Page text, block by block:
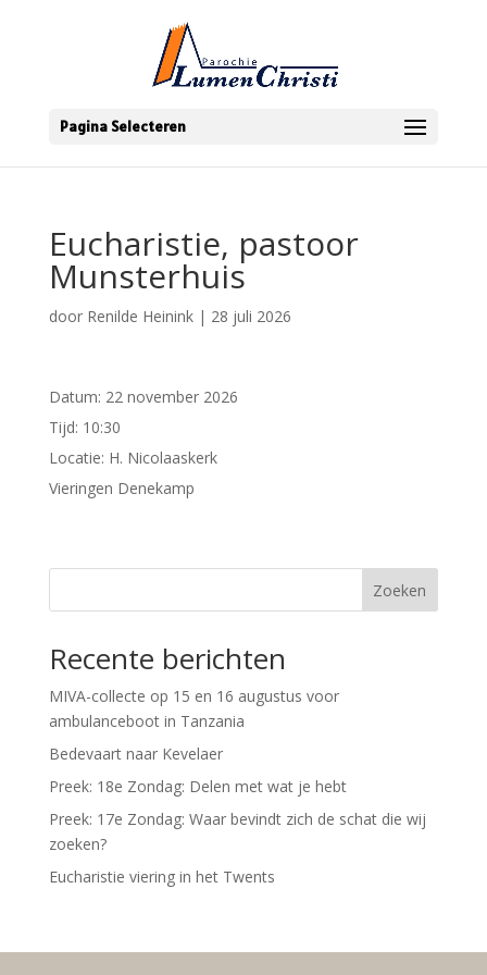
Pagina Selecteren
Eucharistie, pastoor
Munsterhuis
door Renilde Heinink| 28 juli 2026
Datum: 22 november 2026
Tijd: 10:30
Locatie: H. Nicolaaskerk
Vieringen Denekamp
Zoeken
Recente berichten
MIVA-collecte op 15 en 16 augustus voor
ambulanceboot in Tanzania
Bedevaart naar Kevelaer
Preek: 18e Zondag: Delen met wat je hebt
Preek: 17e Zondag: Waar bevindt zich de schat die wij
zoeken?
Eucharistie viering in het Twents